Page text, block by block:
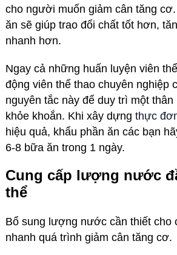
cho người muốn giảm cân tăng
ăn sẽ giúp trao đổi chất tốt hơn,
nhanh hơn.
Ngay cả những huấn luyện viên
động viên thể thao chuyên nghiệp
nguyên tắc này để duy trì một
khỏe khoắn. Khi xây dựng thực
hiệu quả, khẩu phần ăn các bạn
6-8 bữa ăn trong 1 ngày.
Cung cấp lượng nước
thể
Bổ sung lượng nước cần thiết cho
nhanh quá trình giảm cân tăng cơ.